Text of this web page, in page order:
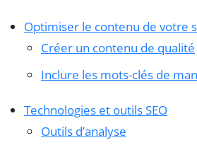
Optimiser le contenu de votre
Créer un contenu de qualité
Inclure les mots-clés de
Technologies et outils SEO
Outils d’analyse